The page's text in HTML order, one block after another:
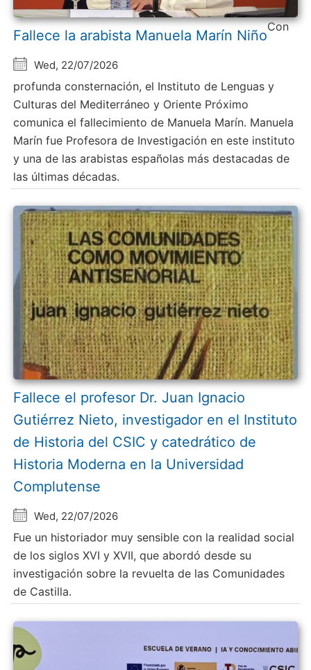
Fallece la arabista Manuela Marín Niño
Wed, 22/07/2026
Con
profunda consternación, el Instituto de Lenguas y
Culturas del Mediterráneo y Oriente Próximo
comunica el fallecimiento de Manuela Marín. Manuela
Marín fue Profesora de Investigación en este instituto
y una de las arabistas españolas más destacadas de
las últimas décadas.
Fallece el profesor Dr. Juan Ignacio
Gutiérrez Nieto, investigador en el Instituto
de Historia del CSIC y catedrático de
Historia Moderna en la Universidad
Complutense
Wed, 22/07/2026
Fue un historiador muy sensible con la realidad social
de los siglos XVI y XVII, que abordó desde su
investigación sobre la revuelta de las Comunidades
de Castilla.